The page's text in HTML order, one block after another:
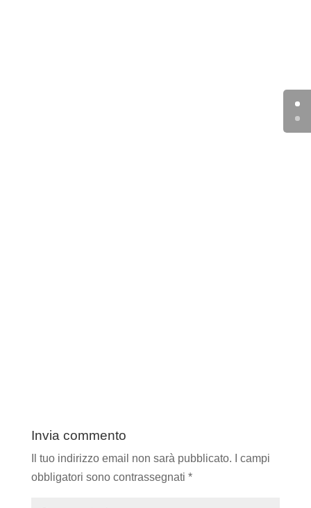
Invia commento
Il tuo indirizzo email non sarà pubblicato.
I campi
obbligatori sono contrassegnati *